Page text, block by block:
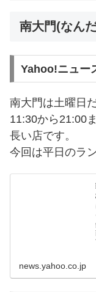
南大門(なん
Yahoo!ニュー
南大門は土曜日
11:30から21:00
長い店です。
今回は平日のラ
news.yahoo.co.jp